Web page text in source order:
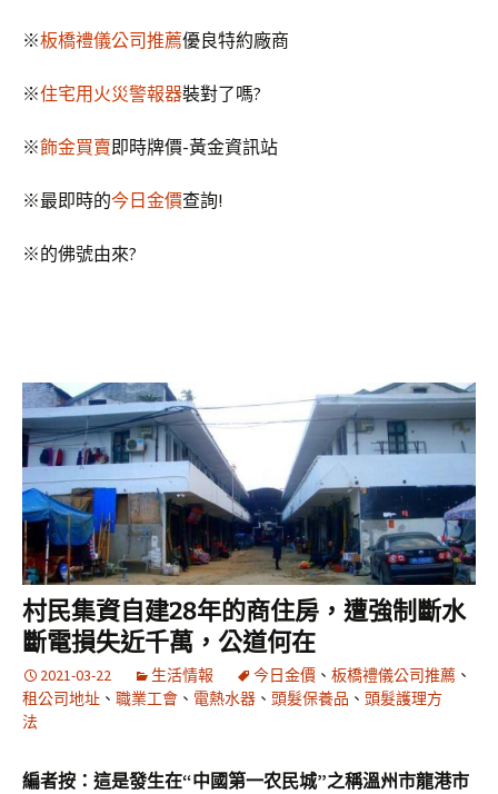
※板橋禮儀公司推薦優良特約廠商
※住宅用火災警報器裝對了嗎?
※飾金買賣即時牌價-黃金資訊站
※最即時的今日金價查詢!
※的佛號由來?
村民集資自建28年的商住房，遭強制斷水
斷電損失近千萬，公道何在
2021-03-22 生活情報 今日金價 、 板橋禮儀公司推薦 、
租公司地址 、 職業工會 、 電熱水器 、 頭髮保養品 、 頭髮護理方
法
編者按：這是發生在“中國第一农民城”之稱溫州市龍港市